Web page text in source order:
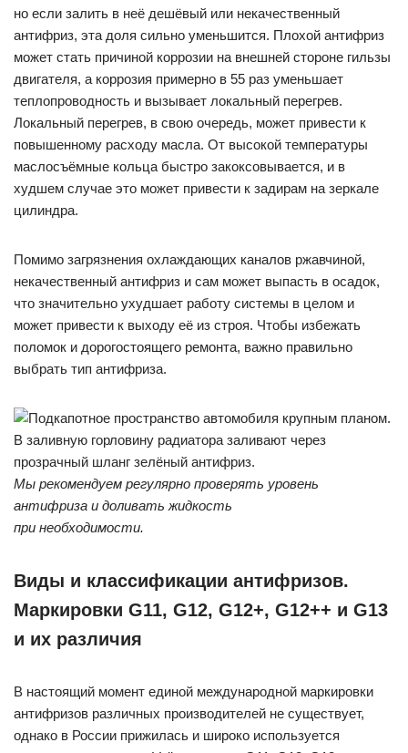
но если залить в неё дешёвый или некачественный
антифриз, эта доля сильно уменьшится. Плохой антифриз
может стать причиной коррозии на внешней стороне гильзы
двигателя, а коррозия примерно в 55 раз уменьшает
теплопроводность и вызывает локальный перегрев.
Локальный перегрев, в свою очередь, может привести к
повышенному расходу масла. От высокой температуры
маслосъёмные кольца быстро закоксовывается, и в
худшем случае это может привести к задирам на зеркале
цилиндра.
Помимо загрязнения охлаждающих каналов ржавчиной,
некачественный антифриз и сам может выпасть в осадок,
что значительно ухудшает работу системы в целом и
может привести к выходу её из строя. Чтобы избежать
поломок и дорогостоящего ремонта, важно правильно
выбрать тип антифриза.
Мы рекомендуем регулярно проверять уровень
антифриза и доливать жидкость
при необходимости.
Виды и классификации антифризов.
Маркировки G11, G12, G12+, G12++ и G13
и их различия
В настоящий момент единой международной маркировки
антифризов различных производителей не существует,
однако в России прижилась и широко используется